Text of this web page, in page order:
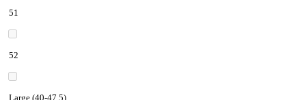
51
52
Large (40-47.5)